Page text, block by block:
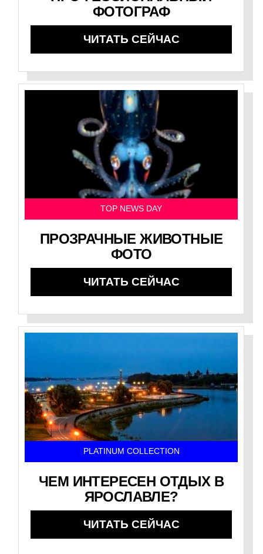
ФОТОГРАФ
ЧИТАТЬ СЕЙЧАС
TOP NEWS DAY
ПРОЗРАЧНЫЕ ЖИВОТНЫЕ
ФОТО
ЧИТАТЬ СЕЙЧАС
PLATINUM COLLECTION
ЧЕМ ИНТЕРЕСЕН ОТДЫХ В
ЯРОСЛАВЛЕ?
ЧИТАТЬ СЕЙЧАС